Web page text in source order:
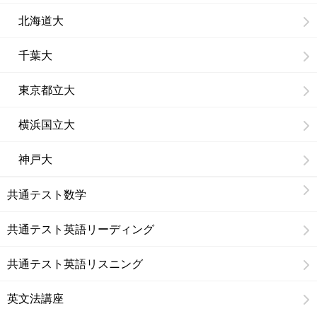
北海道大
千葉大
東京都立大
横浜国立大
神戸大
共通テスト数学
共通テスト英語リーディング
共通テスト英語リスニング
英文法講座